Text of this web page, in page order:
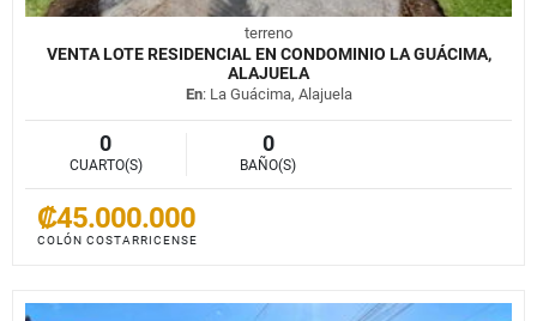
terreno
VENTA LOTE RESIDENCIAL EN CONDOMINIO LA GUÁCIMA,
ALAJUELA
En: La Guácima, Alajuela
0
CUARTO(S)
0
BAÑO(S)
₡45.000.000
COLÓN COSTARRICENSE